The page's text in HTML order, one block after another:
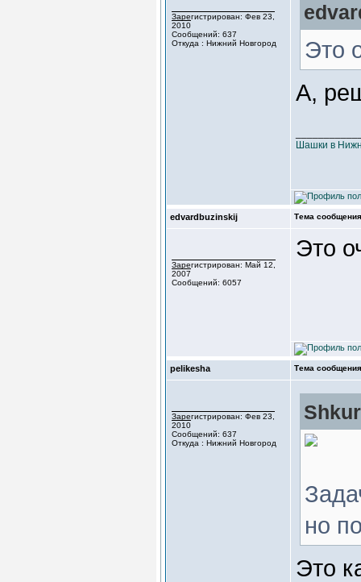
Зарегистрирован: Фев 23,
2010
Сообщений: 637
Откуда : Нижний Новгород
Это
А,
Шашки в
edvardbuzinskij Тема
Зарегистрирован: Май 12,
2007
Сообщений: 6057
Это
pelikesha Тема
Зарегистрирован: Фев 23,
2010
Сообщений: 637
Откуда : Нижний Новгород
но
Это